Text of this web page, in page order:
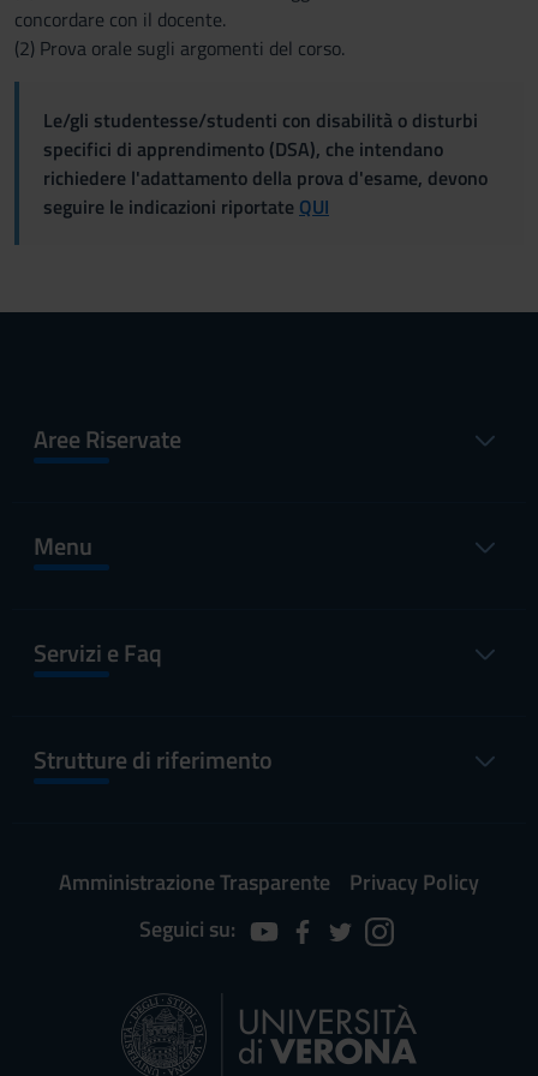
concordare con il docente.
(2) Prova orale sugli argomenti del corso.
Le/gli studentesse/studenti con disabilità o disturbi
specifici di apprendimento (DSA), che intendano
richiedere l'adattamento della prova d'esame, devono
seguire le indicazioni riportate QUI
Aree Riservate
Menu
Servizi e Faq
Strutture di riferimento
Amministrazione Trasparente
Privacy Policy
Seguici su: